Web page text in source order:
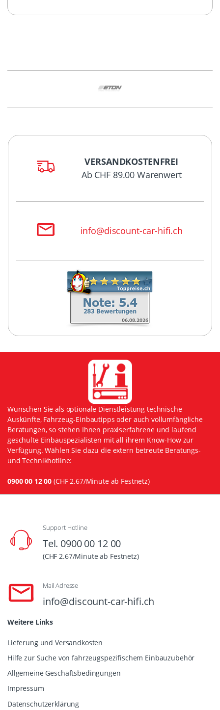
VERSANDKOSTENFREI
Ab CHF 89.00 Warenwert
info@discount-car-hifi.ch
Wünschen Sie als optionale Dienstleistung technische
Auskünfte, Fahrzeug-Einbautipps oder auch vollumfängliche
Beratungen, so stehen Ihnen praxiserfahrene und laufend
geschulte Einbauspezialisten mit all ihrem Know-How zur
Verfügung. Wählen Sie dazu die extern betreute Beratungs-
und Technikhotline:
0900 00 12 00 (CHF 2.67/Minute ab Festnetz)
Support Hotline
Tel. 0900 00 12 00
(CHF 2.67/Minute ab Festnetz)
Mail Adresse
info@discount-car-hifi.ch
Weitere Links
Lieferung und Versandkosten
Hilfe zur Suche von fahrzeugspezifischem Einbauzubehör
Allgemeine Geschäftsbedingungen
Impressum
Datenschutzerklärung